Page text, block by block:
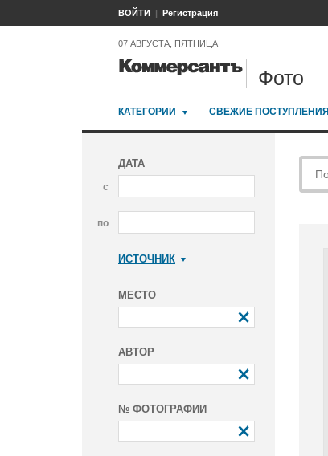
ВОЙТИ Регистрация
07 АВГУСТА, ПЯТНИЦА
Фото
КАТЕГОРИИ СВЕЖИЕ ПОСТУПЛЕНИЯ
ДАТА
с
по
ИСТОЧНИК
МЕСТО
АВТОР
№ ФОТОГРАФИИ